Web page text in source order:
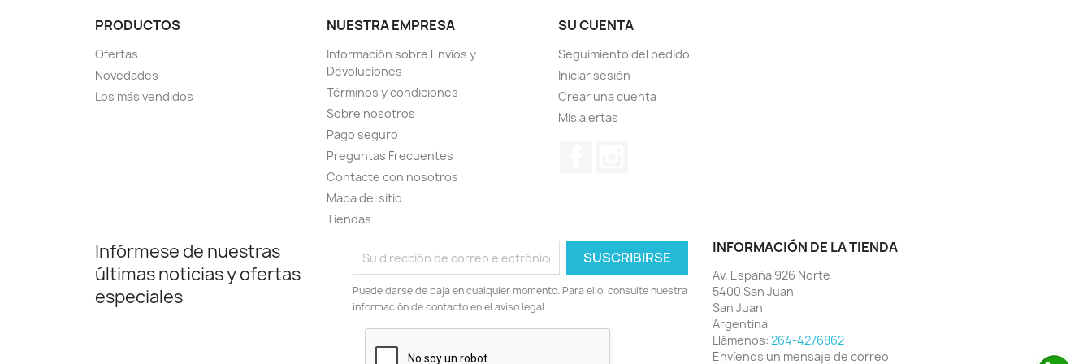
PRODUCTOS
Ofertas
Novedades
Los más vendidos
NUESTRA EMPRESA
Información sobre Envíos y
Devoluciones
Términos y condiciones
Sobre nosotros
Pago seguro
Preguntas Frecuentes
Contacte con nosotros
Mapa del sitio
Tiendas
SU CUENTA
Seguimiento del pedido
Iniciar sesión
Crear una cuenta
Mis alertas
Infórmese de nuestras
últimas noticias y ofertas
especiales
Puede darse de baja en cualquier momento. Para ello, consulte nuestra
información de contacto en el aviso legal.
INFORMACIÓN DE LA TIENDA
Av. España 926 Norte
5400 San Juan
San Juan
Argentina
Llámenos: 264-4276862
Envíenos un mensaje de correo